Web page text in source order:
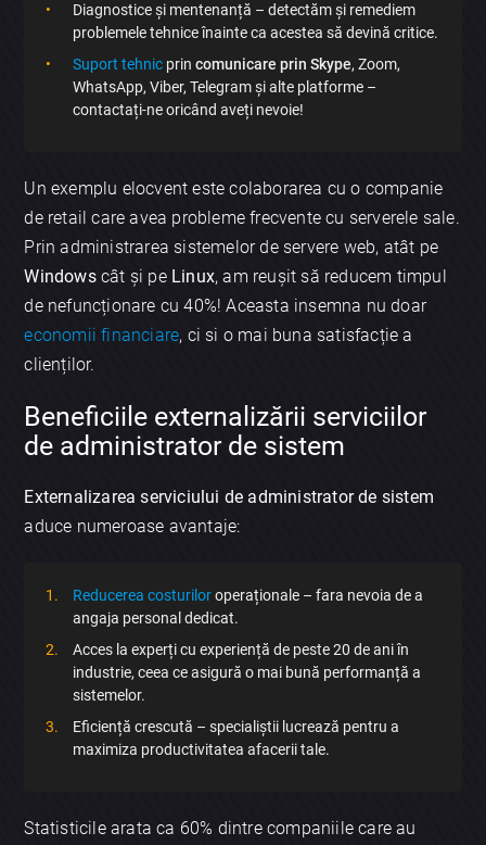
Diagnostice și mentenanță – detectăm și remediem
problemele tehnice înainte ca acestea să devină critice.
Suport tehnic princomunicare prin Skype, Zoom,
WhatsApp, Viber, Telegram și alte platforme –
contactați-ne oricând aveți nevoie!
Un exemplu elocvent este colaborarea cu o companie
de retail care avea probleme frecvente cu serverele sale.
Prin administrarea sistemelor de servere web, atât pe
Windowscât și pe Linux, am reușit să reducem timpul
de nefuncționare cu 40%! Aceasta insemna nu doar
economii financiare, ci si o mai buna satisfacție a
clienților.
Beneficiile externalizării serviciilor
de administrator de sistem
Externalizarea serviciului de administrator de sistem
aduce numeroase avantaje:
Reducerea costuriloroperaționale – fara nevoia de a
angaja personal dedicat.
Acces la experți cu experiență de peste 20 de ani în
industrie, ceea ce asigură o mai bună performanță a
sistemelor.
Eficiență crescută – specialiștii lucrează pentru a
maximiza productivitatea afacerii tale.
Statisticile arata ca 60% dintre companiile care au